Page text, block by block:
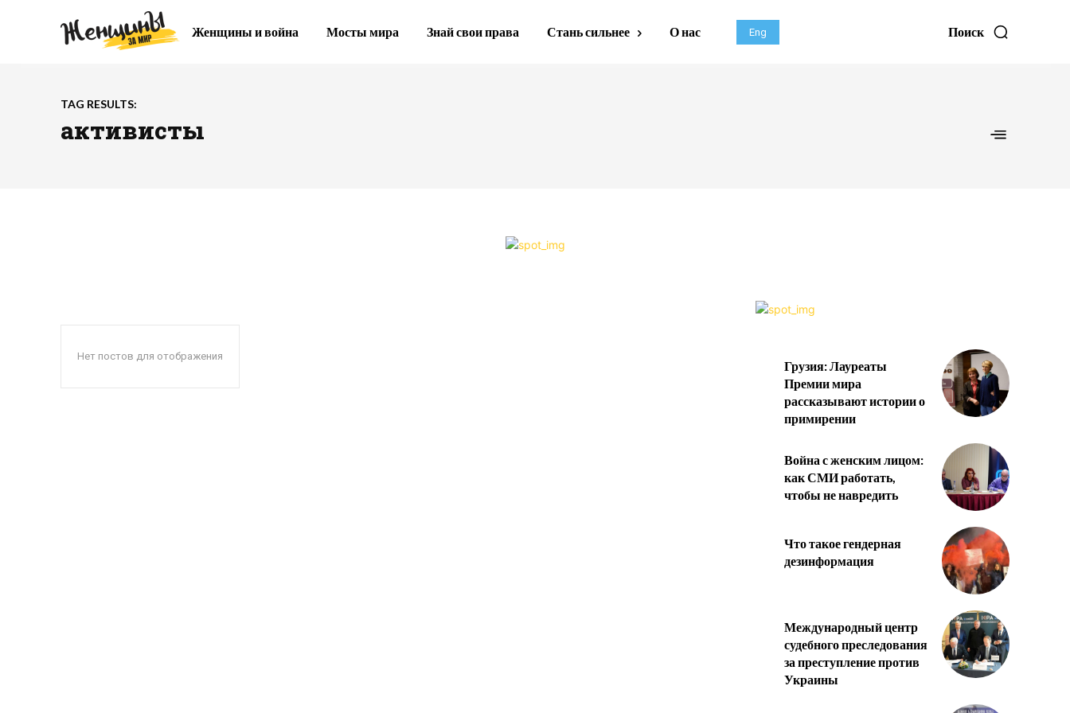
Женщины и война Мосты мира Знай свои права Стань сильнее О нас Eng Поиск
TAG RESULTS:
активисты
Нет постов для отображения
Грузия: Лауреаты
Премии мира
рассказывают истории о
примирении
Война с женским лицом:
как СМИ работать,
чтобы не навредить
Что такое гендерная
дезинформация
Международный центр
судебного преследования
за преступление против
Украины